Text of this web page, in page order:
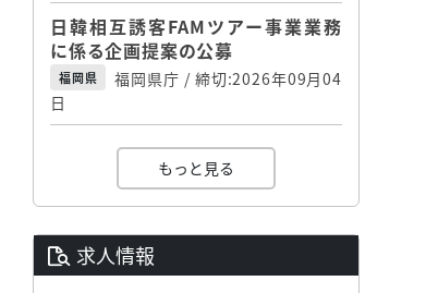
日韓相互誘客FAMツアー事業業務
に係る企画提案の公募
福岡県
福岡県庁 / 締切:2026年09月04
日
もっと見る
求人情報